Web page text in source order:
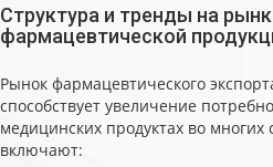
Структура и тренды на
фармацевтической
Рынок фармацевтического
способствует увеличение
медицинских продуктах во
включают: